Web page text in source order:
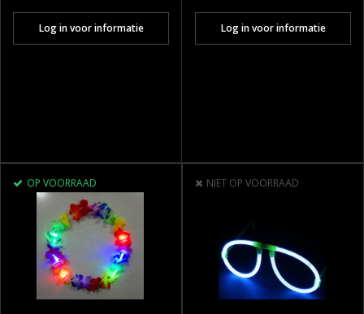
Log in voor informatie Log in voor informatie
OP VOORRAAD NIET OP VOORRAAD